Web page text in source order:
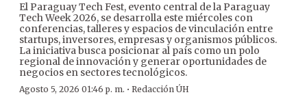
El Paraguay Tech Fest, evento central de la Paraguay
Tech Week 2026, se desarrolla este miércoles con
conferencias, talleres y espacios de vinculación entre
startups, inversores, empresas y organismos públicos.
La iniciativa busca posicionar al país como un polo
regional de innovación y generar oportunidades de
negocios en sectores tecnológicos.
Agosto 5, 2026 01:46 p. m. · Redacción ÚH